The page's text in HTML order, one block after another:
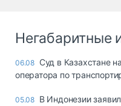
Негабаритные
06.08 Суд в Казахстане
оператора по
05.08 В Индонезии